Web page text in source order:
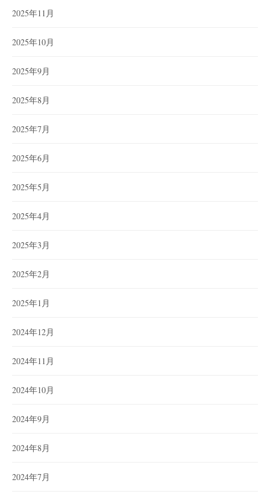
2025年11月
2025年10月
2025年9月
2025年8月
2025年7月
2025年6月
2025年5月
2025年4月
2025年3月
2025年2月
2025年1月
2024年12月
2024年11月
2024年10月
2024年9月
2024年8月
2024年7月